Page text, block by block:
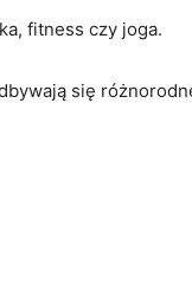
fitness czy joga.
się